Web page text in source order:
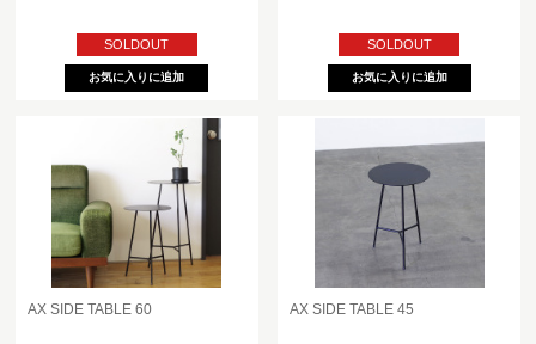
SOLDOUT SOLDOUT
AX SIDE TABLE 60 AX SIDE TABLE 45